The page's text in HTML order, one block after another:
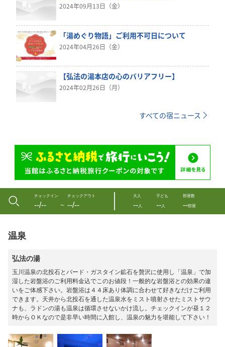
2024年09月13日（金）
「湯めぐり物語」ご利用不可日について
2024年04月26日（金）
【弘法の湯本店の心のバリアフリー】
2024年02月26日（月）
すべての宿ニュース
チェックイン
--/-- 〜
チェックアウト
--/--
大人
--人
子ども
--人
部屋数
--部屋
温泉
弘法の湯
玉川温泉の北投石とバード・ガスタイン鉱石を贅沢に使用し「温泉」で加
湿した岩盤浴のご利用料金込でこのお値段！一般的な岩盤浴との効果の違
いをご体感下さい。岩盤浴は４４床あり体調に合わせて好きなだけご利用
できます。天井から北投石を通した温泉水をミスト噴射させたミストサウ
ナも、ラドンの湯も温泉は循環させないかけ流し。チェックインが昼１２
時からＯＫなので是非早い時間に入館し、温泉の魅力を堪能して下さい！